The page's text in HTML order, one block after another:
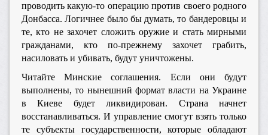
проводить какую-то операцию против своего родного
Донбасса. Логичнее было бы думать, то бандеровцы и
те, кто не захочет сложить оружие и стать мирными
гражданами, кто по-прежнему захочет грабить,
насиловать и убивать, будут уничтожены.
Читайте Минские соглашения. Если они будут
выполнены, то нынешний формат власти на Украине
в Киеве будет ликвидирован. Страна начнет
восстанавливаться. И управление смогут взять только
те субъекты государственности, которые обладают